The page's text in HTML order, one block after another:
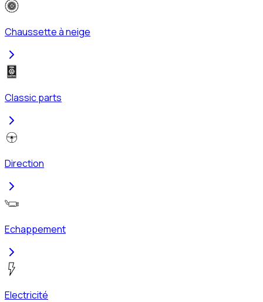
Chaussette à neige
Classic parts
Direction
Echappement
Electricité